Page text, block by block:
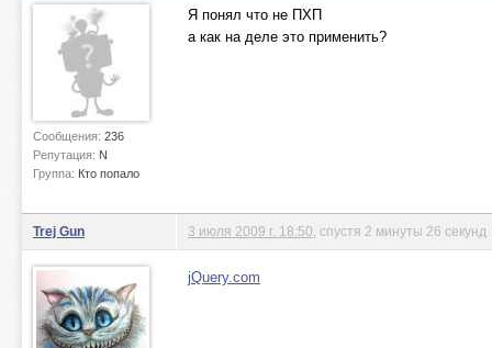
Сообщения: 236
Репутация: N
Группа: Кто попало
Я понял что не ПХП
а как на деле это применить?
Trej Gun 3 июля 2009 г. 18:50 , спустя 2 минуты 26 секунд
jQuery.com